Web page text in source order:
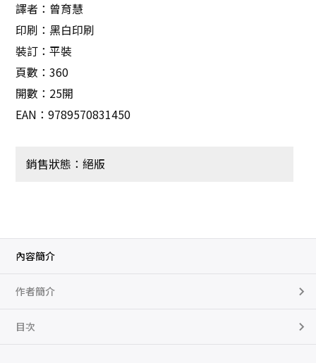
譯者：曾育慧
印刷：黑白印刷
裝訂：平裝
頁數：360
開數：25開
EAN：9789570831450
銷售狀態：絕版
內容簡介
作者簡介
目次